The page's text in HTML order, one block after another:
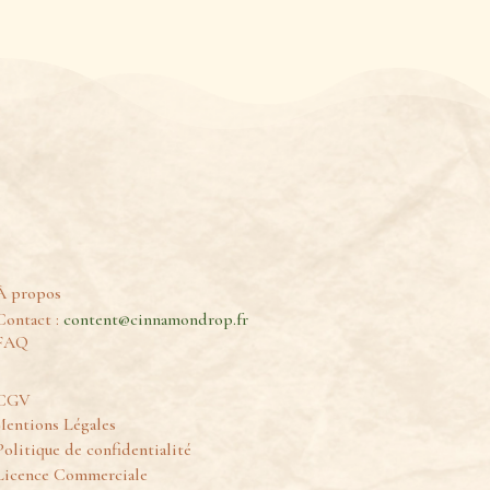
propos
: content@cinnamondrop.fr
Légales
de confidentialité
Commerciale